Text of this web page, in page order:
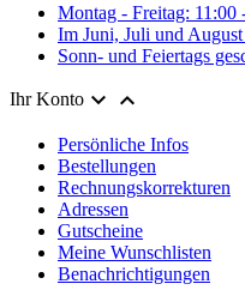
Montag - Freitag: 11:00
Im Juni, Juli und August
Sonn- und Feiertags
Ihr Konto  
Persönliche Infos
Bestellungen
Rechnungskorrekturen
Adressen
Gutscheine
Meine Wunschlisten
Benachrichtigungen